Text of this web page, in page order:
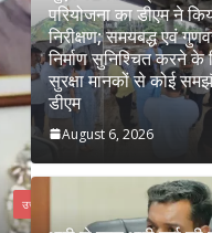
परियोजना का डीएम ने
निरीक्षण; समयबद्ध एवं
निर्माण सुनिश्चित करने के
सुरक्षा मानकों से कोई
डीएम
August 6, 2026